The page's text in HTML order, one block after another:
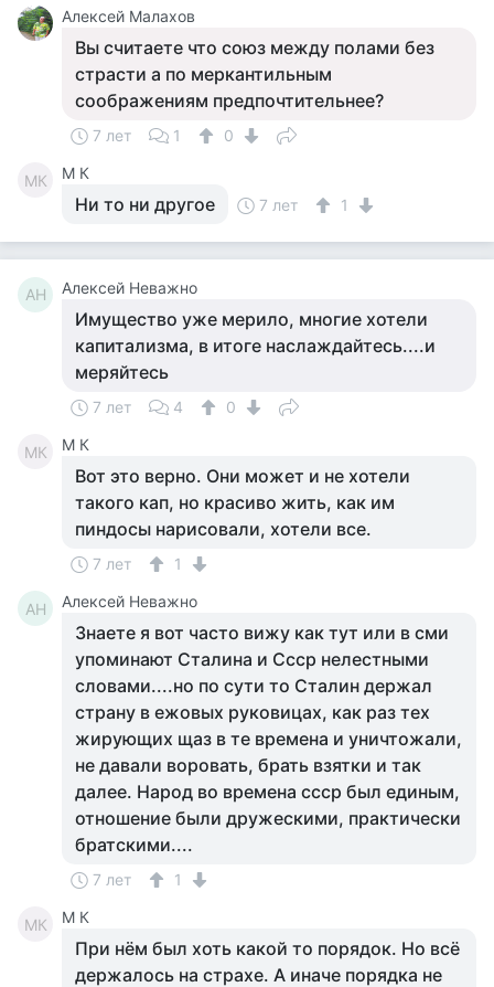
Алексей Малахов
Вы считаете что союз между полами без
страсти а по меркантильным
соображениям предпочтительнее?
7 лет 1 0
MК M К
Ни то ни другое 7 лет 1
АН Алексей Неважно
Имущество уже мерило, многие хотели
капитализма, в итоге наслаждайтесь....и
меряйтесь
7 лет 4 0
MК M К
Вот это верно. Они может и не хотели
такого кап, но красиво жить, как им
пиндосы нарисовали, хотели все.
7 лет 1
АН Алексей Неважно
Знаете я вот часто вижу как тут или в сми
упоминают Сталина и Ссср нелестными
словами....но по сути то Сталин держал
страну в ежовых руковицах, как раз тех
жирующих щаз в те времена и уничтожали,
не давали воровать, брать взятки и так
далее. Народ во времена ссср был единым,
отношение были дружескими, практически
братскими....
7 лет 1
MК M К
При нём был хоть какой то порядок. Но всё
держалось на страхе. А иначе порядка не